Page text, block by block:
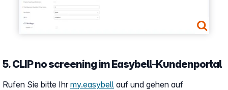
5. CLIP no screening im Easybell-Kundenportal
Rufen Sie bitte Ihr my.easybell auf und gehen auf